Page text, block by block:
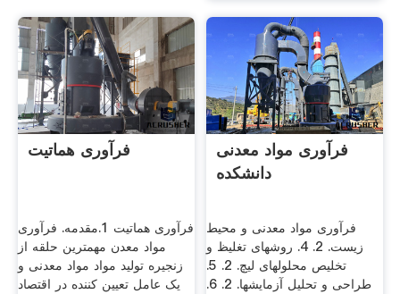
فرآوری هماتیت
فرآوری هماتیت 1.مقدمه. فرآوری
مواد معدن مهمترین حلقه از
زنجیره تولید مواد مواد معدنی و
یک عامل تعیین کننده در اقتصاد
فرآوری مواد معدنی
دانشکده
فرآوری مواد معدنی و محیط
زیست. 2. 4. روش­های تغلیظ و
تخلیص محلول­های لیچ. 2. 5.
طراحی و تحلیل آزمایش­ها. 2. 6.